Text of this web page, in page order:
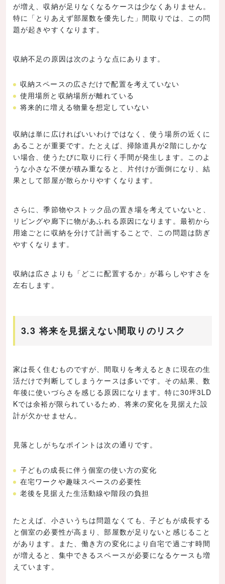
が増え、収納が足りなくなるケースは少なくありません。
特に「とりあえず部屋数を優先した」間取りでは、この問
題が起きやすくなります。
収納不足の原因は次のような点にあります。
収納スペースの広さだけで配置を考えていない
使用場所と収納場所が離れている
将来的に増える物量を想定していない
収納は単に広ければいいわけではなく、使う場所の近くに
あることが重要です。たとえば、掃除道具が2階にしかな
い場合、使うたびに取りに行く手間が発生します。このよ
うな小さな不便が積み重なると、片付けが面倒になり、結
果として部屋が散らかりやすくなります。
さらに、季節物やストック品の置き場を考えていないと、
リビングや廊下に物があふれる原因になります。最初から
用途ごとに収納を分けて計画することで、この問題は防ぎ
やすくなります。
収納は広さよりも「どこに配置するか」が暮らしやすさを
左右します。
3.3 将来を見据えない間取りのリスク
家は長く住むものですが、間取りを考えるときに現在の生
活だけで判断してしまうケースは多いです。その結果、数
年後に使いづらさを感じる原因になります。特に30坪3LD
Kでは余裕が限られているため、将来の変化を見据えた設
計が欠かせません。
見落としがちなポイントは次の通りです。
子どもの成長に伴う個室の使い方の変化
在宅ワークや趣味スペースの必要性
老後を見据えた生活動線や階段の負担
たとえば、小さいうちは問題なくても、子どもが成長する
と個室の必要性が高まり、部屋数が足りないと感じること
があります。また、働き方の変化により自宅で過ごす時間
が増えると、集中できるスペースが必要になるケースも増
えています。